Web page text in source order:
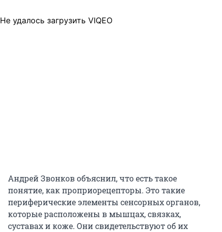
Не удалось загрузить VIQEO
Андрей Звонков объяснил, что есть такое
понятие, как проприорецепторы. Это такие
периферические элементы сенсорных органов,
которые расположены в мышцах, связках,
суставах и коже. Они свидетельствуют об их